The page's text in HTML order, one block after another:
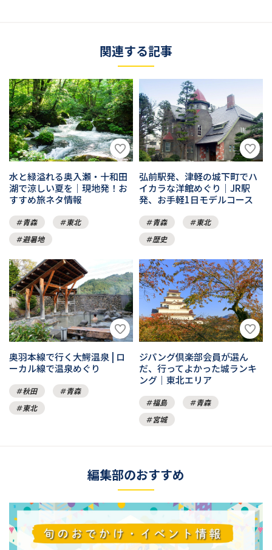
関連する記事
水と緑溢れる奥入瀬・十和田
湖で涼しい夏を｜現地発！お
すすめ旅ネタ情報
青森
東北
避暑地
弘前駅発、津軽の城下町でハ
イカラな洋館めぐり｜JR駅
発、お手軽1日モデルコース
青森
東北
歴史
奥羽本線で行く大鰐温泉 | ロ
ーカル線で温泉めぐり
秋田
青森
東北
ジパング倶楽部会員が選ん
だ、行ってよかった城ランキ
ング｜東北エリア
福島
青森
宮城
編集部のおすすめ